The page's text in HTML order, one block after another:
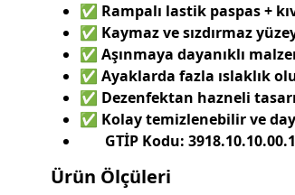
✅ Rampalı lastik paspas +
✅ Kaymaz ve sızdırmaz
✅ Aşınmaya dayanıklı
✅ Ayaklarda fazla ıslaklık
✅ Dezenfektan hazneli
✅ Kolay temizlenebilir ve
GTİP Kodu:
Ürün Ölçüleri